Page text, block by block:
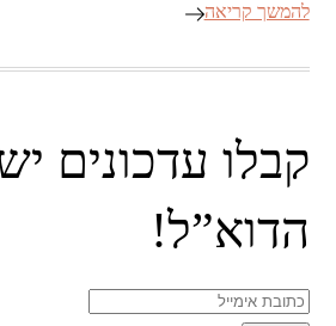
להמשך קריאה
קבלו עדכונים
הדוא”ל!